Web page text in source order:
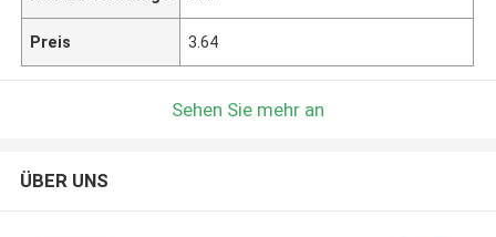
Preis 3.64
Sehen Sie mehr an
ÜBER UNS